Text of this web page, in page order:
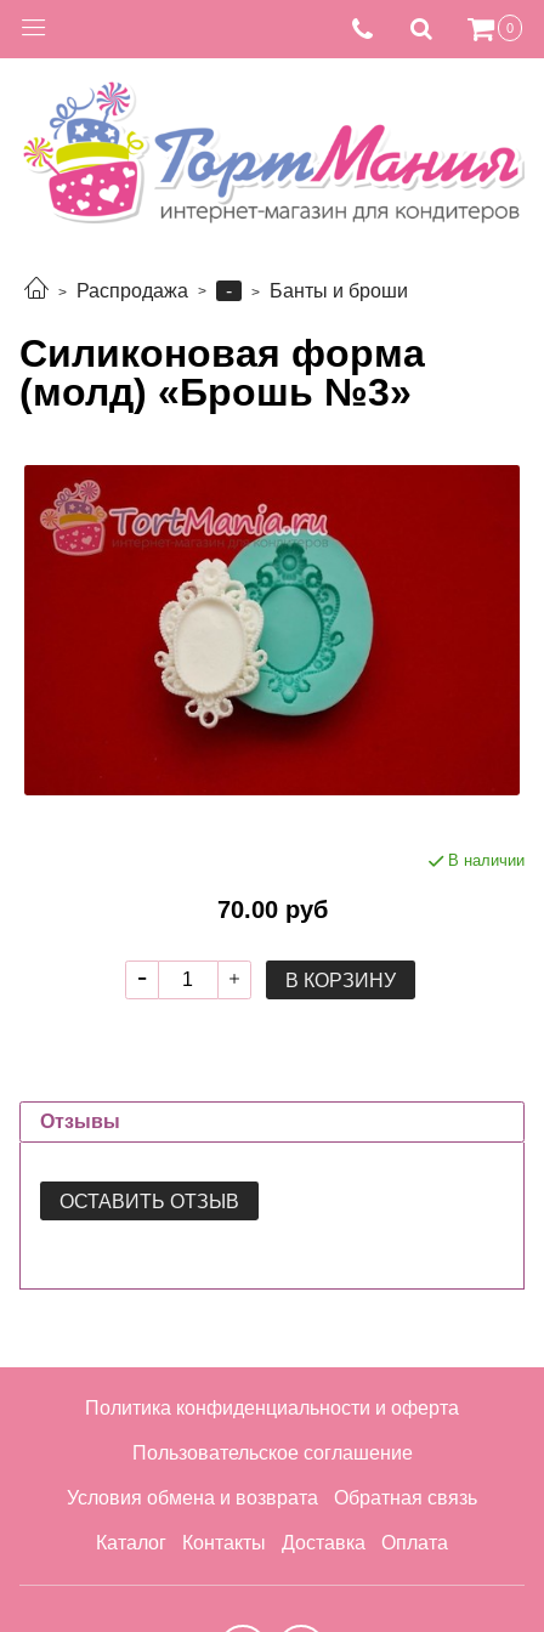
0
Распродажа - Банты и броши
Силиконовая форма
(молд) «Брошь №3»
В наличии
70.00 руб
В КОРЗИНУ
Отзывы
ОСТАВИТЬ ОТЗЫВ
Политика конфиденциальности и оферта
Пользовательское соглашение
Условия обмена и возврата Обратная связь
Каталог Контакты Доставка Оплата